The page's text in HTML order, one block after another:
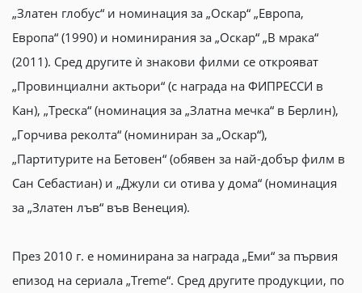
„Златен глобус“ и номинация за „Оскар“ „Европа,
Европа“ (1990) и номинирания за „Оскар“ „В мрака“
(2011). Сред другите ѝ знакови филми се открояват
„Провинциални актьори“ (с награда на ФИПРЕССИ в
Кан), „Треска“ (номинация за „Златна мечка“ в Берлин),
„Горчива реколта“ (номиниран за „Оскар“),
„Партитурите на Бетовен“ (обявен за най-добър филм в
Сан Себастиан) и „Джули си отива у дома“ (номинация
за „Златен лъв“ във Венеция).
През 2010 г. е номинирана за награда „Еми“ за първия
епизод на сериала „Treme“. Сред другите продукции, по